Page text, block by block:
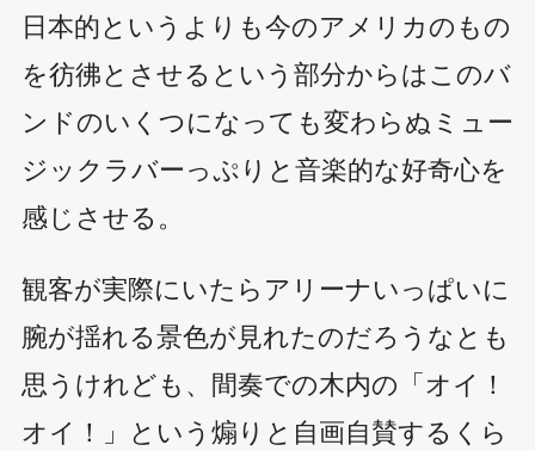
日本的というよりも今のアメリカのもの
を彷彿とさせるという部分からはこのバ
ンドのいくつになっても変わらぬミュー
ジックラバーっぷりと音楽的な好奇心を
感じさせる。
観客が実際にいたらアリーナいっぱいに
腕が揺れる景色が見れたのだろうなとも
思うけれども、間奏での木内の「オイ！
オイ！」という煽りと自画自賛するくら